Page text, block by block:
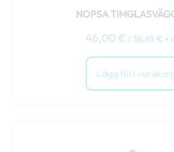
NOPSA
46,00 € ( 36,65 € +
Lägg till i